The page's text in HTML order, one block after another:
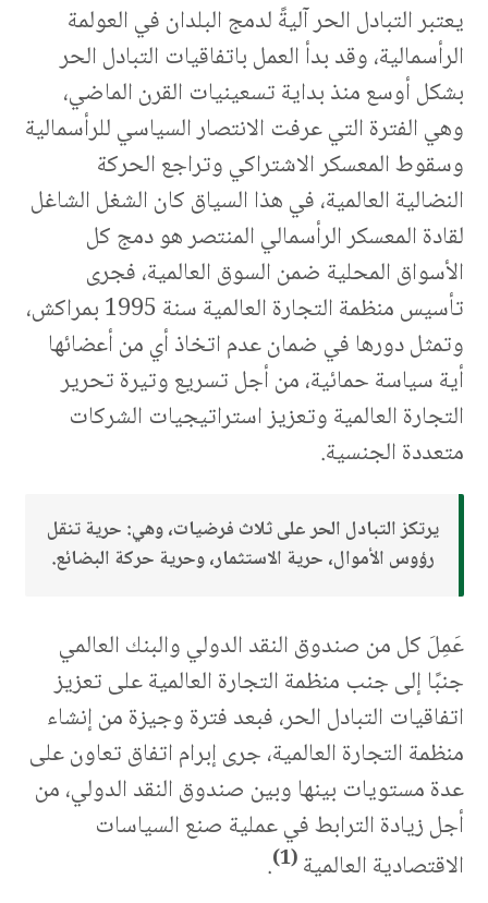
يعتبر التبادل الحر آليةً لدمج البلدان في العولمة
الرأسمالية، وقد بدأ العمل باتفاقيات التبادل الحر
بشكل أوسع منذ بداية تسعينيات القرن الماضي،
وهي الفترة التي عرفت الانتصار السياسي للرأسمالية
وسقوط المعسكر الاشتراكي وتراجع الحركة
النضالية العالمية، في هذا السياق كان الشغل الشاغل
لقادة المعسكر الرأسمالي المنتصر هو دمج كل
الأسواق المحلية ضمن السوق العالمية، فجرى
تأسيس منظمة التجارة العالمية سنة 1995 بمراكش،
وتمثل دورها في ضمان عدم اتخاذ أي من أعضائها
أية سياسة حمائية، من أجل تسريع وتيرة تحرير
التجارة العالمية وتعزيز استراتيجيات الشركات
متعددة الجنسية.
يرتكز التبادل الحر على ثلاث فرضيات، وهي: حرية تنقل
رؤوس الأموال، حرية الاستثمار، وحرية حركة البضائع.
عَمِلَ كل من صندوق النقد الدولي والبنك العالمي
جنبًا إلى جنب منظمة التجارة العالمية على تعزيز
اتفاقيات التبادل الحر، فبعد فترة وجيزة من إنشاء
منظمة التجارة العالمية، جرى إبرام اتفاق تعاون على
عدة مستويات بينها وبين صندوق النقد الدولي، من
أجل زيادة الترابط في عملية صنع السياسات
الاقتصادية العالمية(1)
.